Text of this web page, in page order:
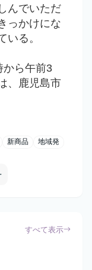
んでいただ
っかけにな
いる。
から午前3
、 鹿児島市
新商品 地域発
すべて表示